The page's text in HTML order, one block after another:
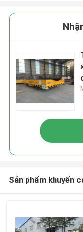
Sản phẩm khuyến